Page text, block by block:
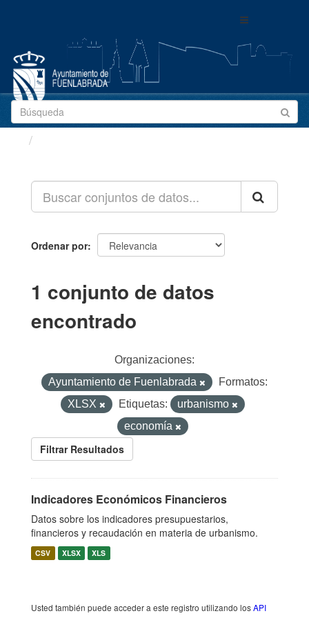
Toggle
Ordenar por
1 conjunto de datos
encontrado
Organizaciones:
Ayuntamiento de Fuenlabrada
Formatos:
XLSX
Etiquetas:
urbanismo
economía
Filtrar Resultados
Indicadores Económicos Financieros
Datos sobre los indicadores presupuestarios,
financieros y recaudación en materia de urbanismo.
CSV XLSX XLS
Usted también puede acceder a este registro utilizando losAPI